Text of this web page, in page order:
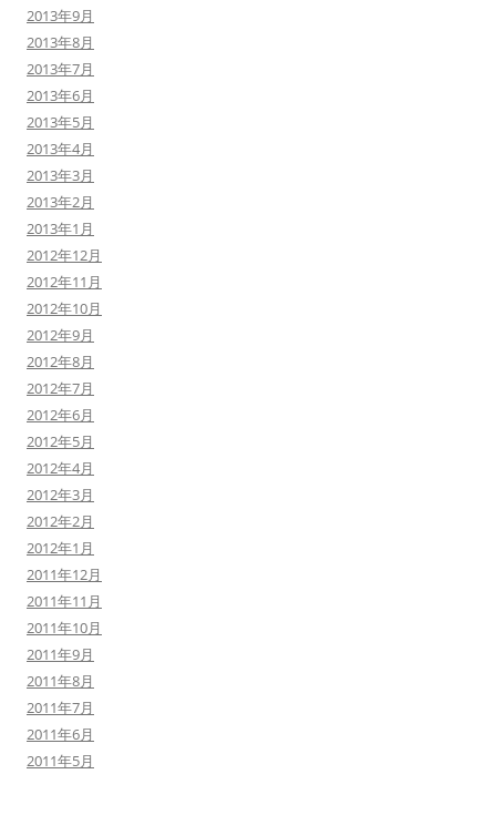
2013年9月
2013年8月
2013年7月
2013年6月
2013年5月
2013年4月
2013年3月
2013年2月
2013年1月
2012年12月
2012年11月
2012年10月
2012年9月
2012年8月
2012年7月
2012年6月
2012年5月
2012年4月
2012年3月
2012年2月
2012年1月
2011年12月
2011年11月
2011年10月
2011年9月
2011年8月
2011年7月
2011年6月
2011年5月